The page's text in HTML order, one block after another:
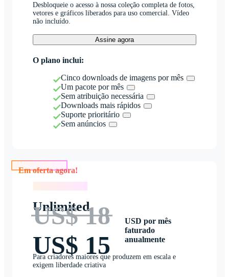
Desbloqueie o acesso à nossa coleção completa de fotos,
vetores e gráficos liberados para uso comercial. Vídeo
não incluído.
Assine agora
O plano inclui:
Cinco downloads de imagens por mês
Um pacote por mês
Sem atribuição necessária
Downloads mais rápidos
Suporte prioritário
Sem anúncios
Unlimited
US$ 18
US$ 15
USD por mês
faturado
anualmente
Para criadores maiores que produzem em escala e
exigem liberdade criativa